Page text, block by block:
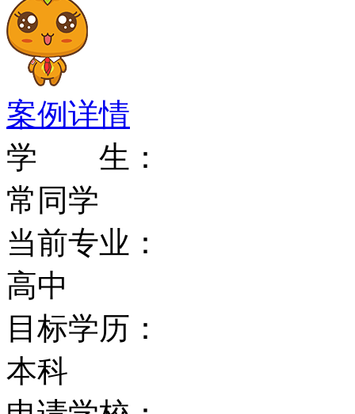
2010年美国大学本科综
2010年美国大学本科商
2010年美国大学国际学
2010年美国大学本科录
2009年排名
2009年美国大学研究生
2009年美国大学本科综
案例详情
学 生：
常同学
当前专业：
高中
目标学历：
本科